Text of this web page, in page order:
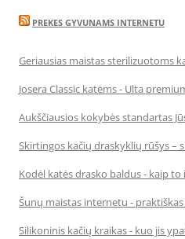
PREKES GYVUNAMS INTERNETU
Geriausias maistas sterilizuotoms
Josera Classic katėms - Ulta
Aukščiausios kokybės standartas
Skirtingos kačių draskyklių rūšys –
Kodėl katės drasko baldus - kaip to
Šunų maistas internetu -
Silikoninis kačių kraikas - kuo jis